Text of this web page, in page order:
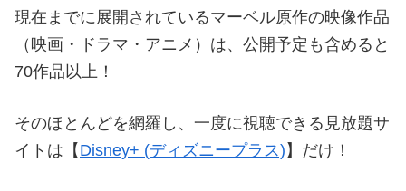
現在までに展開されているマーベル原作の映像作品
（映画・ドラマ・アニメ）は、公開予定も含めると
70作品以上！
そのほとんどを網羅し、一度に視聴できる見放題サ
イトは【 Disney+ (ディズニープラス) 】だけ！